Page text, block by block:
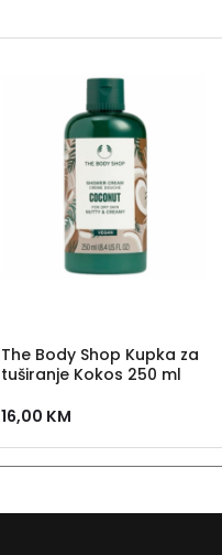
The Body Shop Kupka za
tuširanje Kokos 250 ml
16,00 KM